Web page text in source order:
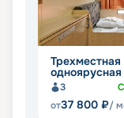
Трехместная
одноярусная
3
от37 800 ₽/